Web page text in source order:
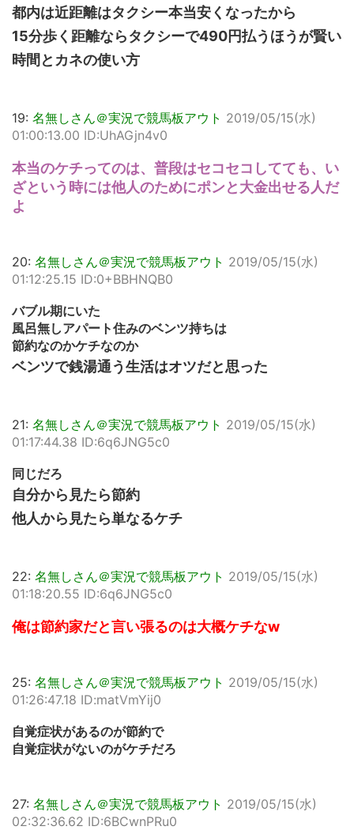
都内は近距離はタクシー本当安くなったから
15分歩く距離ならタクシーで490円払うほうが賢い
時間とカネの使い方
19: 名無しさん＠実況で競馬板アウト 2019/05/15(水)
01:00:13.00 ID:UhAGjn4v0
本当のケチってのは、普段はセコセコしてても、い
ざという時には他人のためにポンと大金出せる人だ
よ
20: 名無しさん＠実況で競馬板アウト 2019/05/15(水)
01:12:25.15 ID:0+BBHNQB0
バブル期にいた
風呂無しアパート住みのベンツ持ちは
節約なのかケチなのか
ベンツで銭湯通う生活はオツだと思った
21: 名無しさん＠実況で競馬板アウト 2019/05/15(水)
01:17:44.38 ID:6q6JNG5c0
同じだろ
自分から見たら節約
他人から見たら単なるケチ
22: 名無しさん＠実況で競馬板アウト 2019/05/15(水)
01:18:20.55 ID:6q6JNG5c0
俺は節約家だと言い張るのは大概ケチなw
25: 名無しさん＠実況で競馬板アウト 2019/05/15(水)
01:26:47.18 ID:matVmYij0
自覚症状があるのが節約で
自覚症状がないのがケチだろ
27: 名無しさん＠実況で競馬板アウト 2019/05/15(水)
02:32:36.62 ID:6BCwnPRu0